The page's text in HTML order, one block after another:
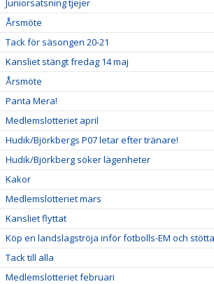
Juniorsatsning tjejer
Årsmöte
Tack för säsongen 20-21
Kansliet stängt fredag 14 maj
Årsmöte
Panta Mera!
Medlemslotteriet april
Hudik/Björkbergs P07 letar efter tränare!
Hudik/Björkberg söker lägenheter
Kakor
Medlemslotteriet mars
Kansliet flyttat
Köp en landslagströja inför fotbolls-EM och
Tack till alla
Medlemslotteriet februari